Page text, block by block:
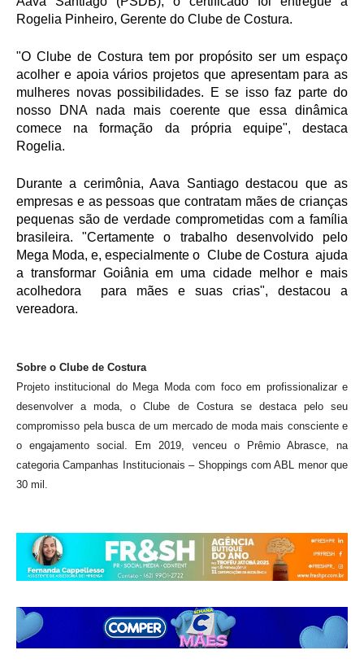
Rogelia Pinheiro, Gerente do Clube de Costura.
"O Clube de Costura tem por propósito ser um espaço
acolher e apoia vários projetos que apresentam para as
mulheres novas possibilidades. E se isso faz parte do
nosso DNA nada mais coerente que essa dinâmica
comece na formação da própria equipe", destaca
Rogelia.
Durante a cerimônia, Aava Santiago destacou que as
empresas e as pessoas que contratam mães de crianças
pequenas são de verdade comprometidas com a família
brasileira. "Certamente o trabalho desenvolvido pelo
Mega Moda, e, especialmente o  Clube de Costura  ajuda
a transformar Goiânia em uma cidade melhor e mais
acolhedora  para mães e suas crias", destacou a
vereadora.
Sobre o Clube de Costura
Projeto institucional do Mega Moda com foco em profissionalizar e
desenvolver a moda, o Clube de Costura se destaca pelo seu
compromisso pela busca de um mercado de moda mais consciente e
o engajamento social. Em 2019, venceu o Prêmio Abrasce, na
categoria Campanhas Institucionais – Shoppings com ABL menor que
30 mil.